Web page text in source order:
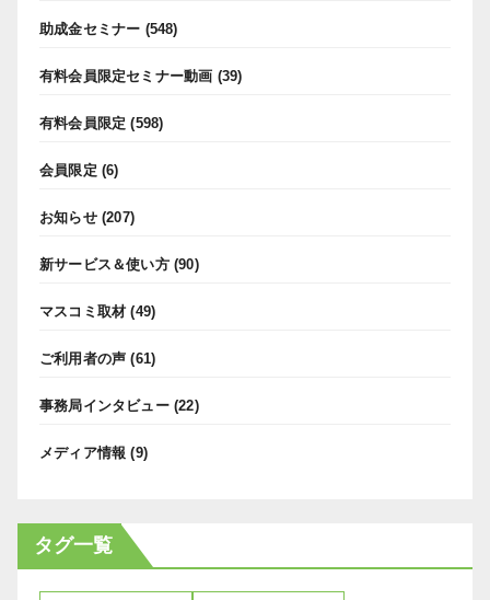
助成金セミナー (548)
有料会員限定セミナー動画 (39)
有料会員限定 (598)
会員限定 (6)
お知らせ(207)
新サービス＆使い方(90)
マスコミ取材 (49)
ご利用者の声 (61)
事務局インタビュー(22)
メディア情報 (9)
タグ一覧